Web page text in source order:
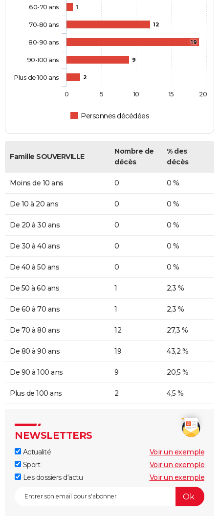
1
12
19
9
2
Personnes décédées
60-70 ans
70-80 ans
80-90 ans
90-100 ans
Plus de 100 ans
0 5 10 15 20
Famille SOUVERVILLE
Nombre de
décès
% des
décès
Moins de 10 ans 0 0 %
De 10 à 20 ans 0 0 %
De 20 à 30 ans 0 0 %
De 30 à 40 ans 0 0 %
De 40 à 50 ans 0 0 %
De 50 à 60 ans 1 2,3 %
De 60 à 70 ans 1 2,3 %
De 70 à 80 ans 12 27,3 %
De 80 à 90 ans 19 43,2 %
De 90 à 100 ans 9 20,5 %
Plus de 100 ans 2 4,5 %
NEWSLETTERS
Actualité
Voir un exemple
Sport
Voir un exemple
Les dossiers d'actu
Voir un exemple